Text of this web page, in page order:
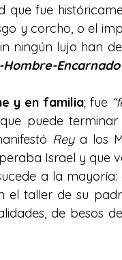
que fue
y corcho, o el
ningún lujo han
Hombre-
y en familia; fue
puede
Rey a los
Israel y que
a la
taller de su